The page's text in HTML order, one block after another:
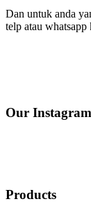
Dan untuk anda
telp atau whatsapp
Our Instagram
Products